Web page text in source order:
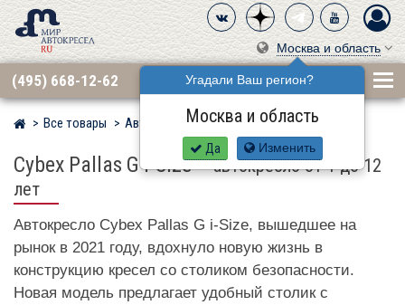
Москва и область
Угадали Ваш регион?
Москва и область
Да Изменить
(495) 668-12-62
Мир детских автокресел
Все товары Автокресла по бренду CYBEX
Cybex Pallas G i-Size–автокресло от 1 до 12
лет
Автокресло Cybex Pallas G i-Size, вышедшее на
рынок в 2021 году, вдохнуло новую жизнь в
конструкцию кресел со столиком безопасности.
Новая модель предлагает удобный столик с